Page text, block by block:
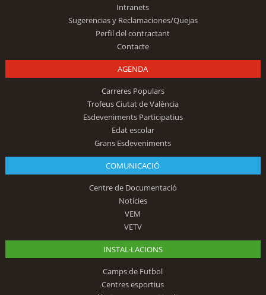
Intranets
Sugerencias y Reclamaciones/Quejas
Perfil del contractant
Contacte
AGENDA
Carreres Populars
Trofeus Ciutat de València
Esdeveniments Participatius
Edat escolar
Grans Esdeveniments
COMUNICACIÓ
Centre de Documentació
Notícies
VEM
VETV
INSTAL·LACIONS
Camps de Futbol
Centres esportius